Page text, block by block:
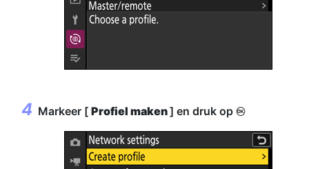
Markeer [ Profiel maken] en druk op J